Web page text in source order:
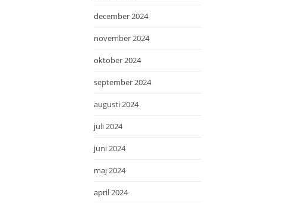
december 2024
november 2024
oktober 2024
september 2024
augusti 2024
juli 2024
juni 2024
maj 2024
april 2024